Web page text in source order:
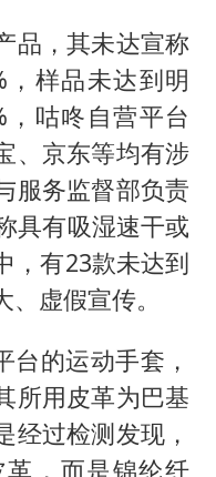
品，其未达宣称
样品未达到明
咕咚自营平台
、京东等均有涉
服务监督部负责
具有吸湿速干或
，有23款未达到
虚假宣传。
台的运动手套，
所用皮革为巴基
经过检测发现，
，而是锦纶纤